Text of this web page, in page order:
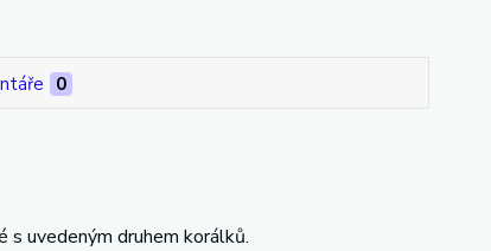
0
s uvedeným druhem korálků.